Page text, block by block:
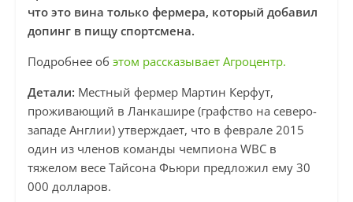
что это вина только фермера, который добавил
допинг в пищу спортсмена.
Подробнее об этом рассказывает Агроцентр.
Детали: Местный фермер Мартин Керфут,
проживающий в Ланкашире (графство на северо-
западе Англии) утверждает, что в феврале 2015
один из членов команды чемпиона WBC в
тяжелом весе Тайсона Фьюри предложил ему 30
000 долларов.